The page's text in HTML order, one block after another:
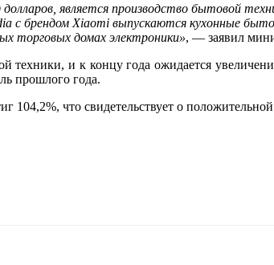
является производство бытовой
брендом Xiaomi выпускаются кухонные
торговых домах электроники», — заявил
техники, и к концу года ожидается
прошлого года.
104,2%, что свидетельствует о